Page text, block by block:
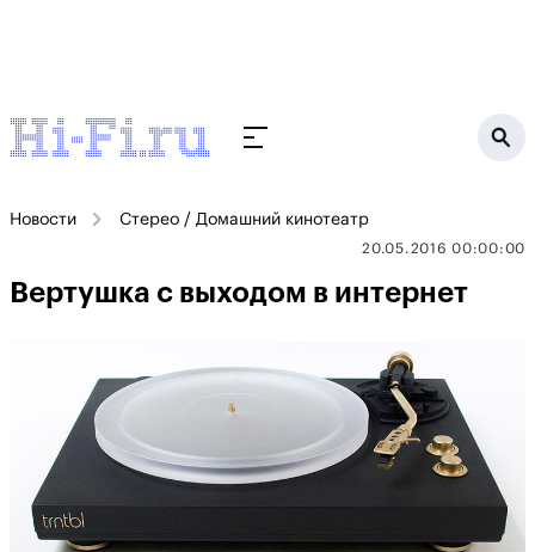
Новости Стерео / Домашний кинотеатр
20.05.2016 00:00:00
Вертушка с выходом в интернет